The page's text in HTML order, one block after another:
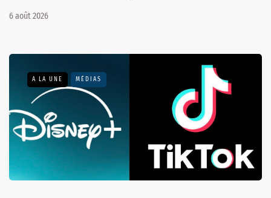
6 août 2026
A LA UNE MÉDIAS